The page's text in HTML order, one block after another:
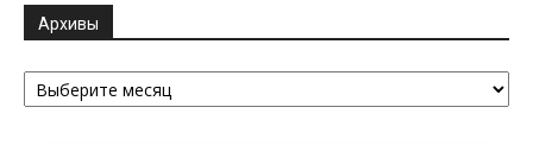
Архивы
Архивы